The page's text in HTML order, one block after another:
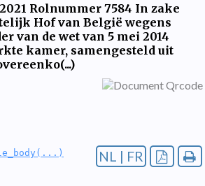
Rolnummer 7584 In zake
Hof van België wegens
van de wet van 5 mei 2014
kamer, samengesteld uit
NL | FR